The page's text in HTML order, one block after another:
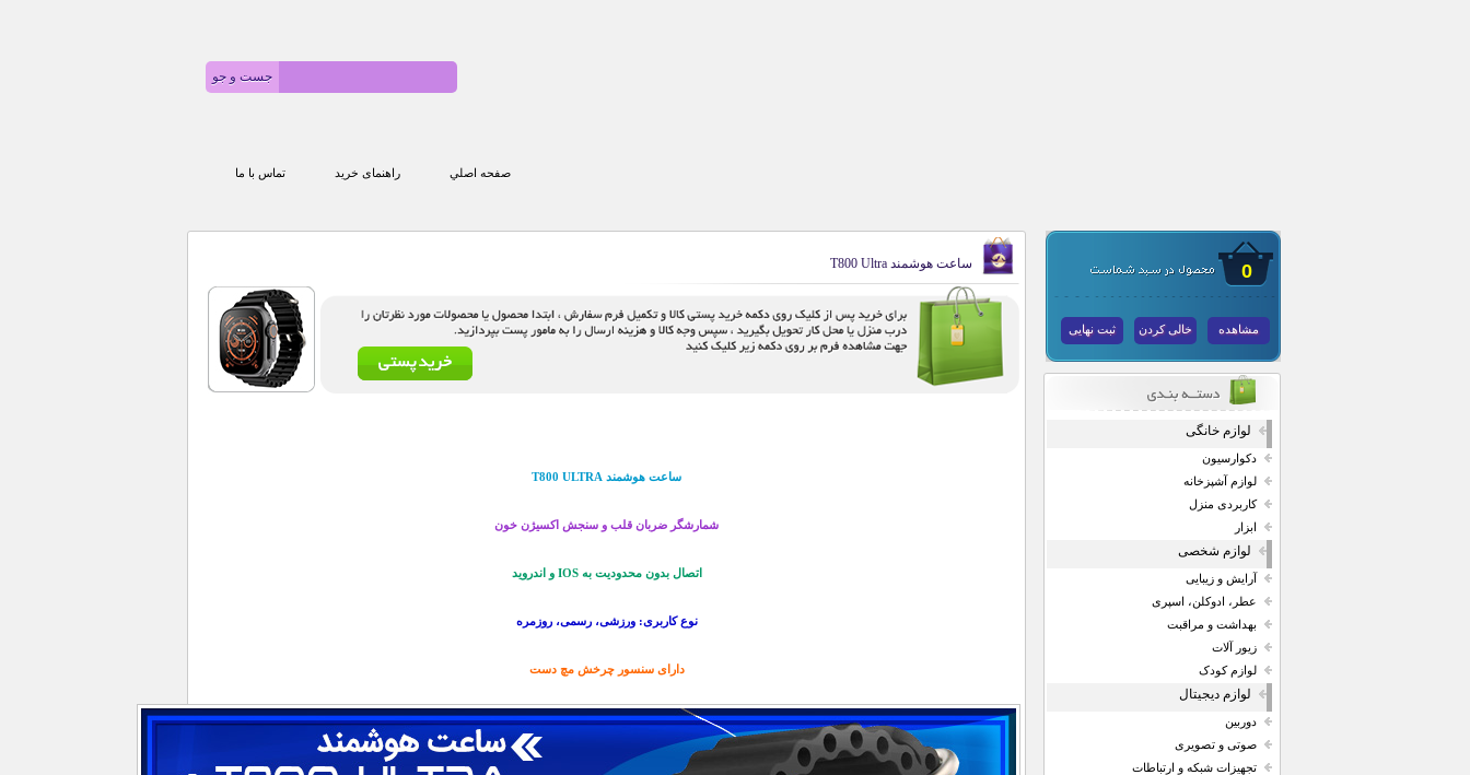
صفحه اصلي راهنمای خرید تماس با ما
0
مشاهده خالی کردن ثبت نهایی
لوازم خانگی
دکوارسیون
لوازم آشپزخانه
کاربردی منزل
ابزار
لوازم شخصی
آرایش و زیبایی
عطر، ادوکلن، اسپری
بهداشت و مراقبت
زیور آلات
لوازم کودک
لوازم دیجیتال
دوربین
صوتی و تصویری
تجهیزات شبکه و ارتباطات
ساعت هوشمند T800 Ultra
ساعت هوشمند T800 ULTRA
شمارشگر ضربان قلب و سنجش اکسیژن خون
اتصال بدون محدودیت به IOS و اندروید
نوع کاربری: ورزشی، رسمی، روزمره
دارای سنسور چرخش مچ دست